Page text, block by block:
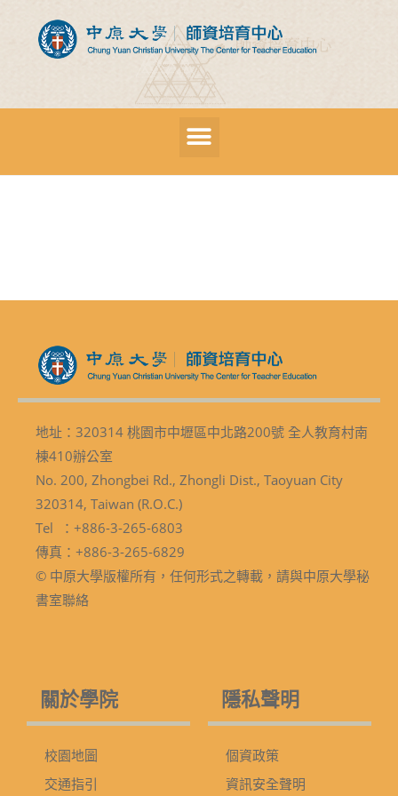
地址：320314 桃園市中壢區中北路200號 全人教育村南
棟410辦公室
No. 200, Zhongbei Rd., Zhongli Dist., Taoyuan City
320314, Taiwan (R.O.C.)
Tel ：+886-3-265-6803
傳真：+886-3-265-6829
© 中原大學版權所有，任何形式之轉載，請與中原大學秘
書室聯絡
關於學院
校園地圖
交通指引
隱私聲明
個資政策
資訊安全聲明